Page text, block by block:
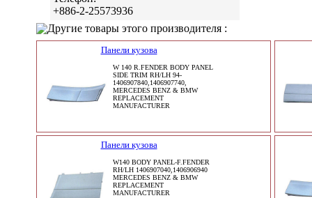
+886-2-25573936
Другие товары этого производителя :
Панели кузова
W 140 R.FENDER BODY PANEL
SIDE TRIM RH/LH 94-
1406907840,1406907740,
MERCEDES BENZ & BMW
REPLACEMENT
MANUFACTURER
Панели кузова
W140 BODY PANEL-F.FENDER
RH/LH 1406907040,1406906940
MERCEDES BENZ & BMW
REPLACEMENT
MANUFACTURER